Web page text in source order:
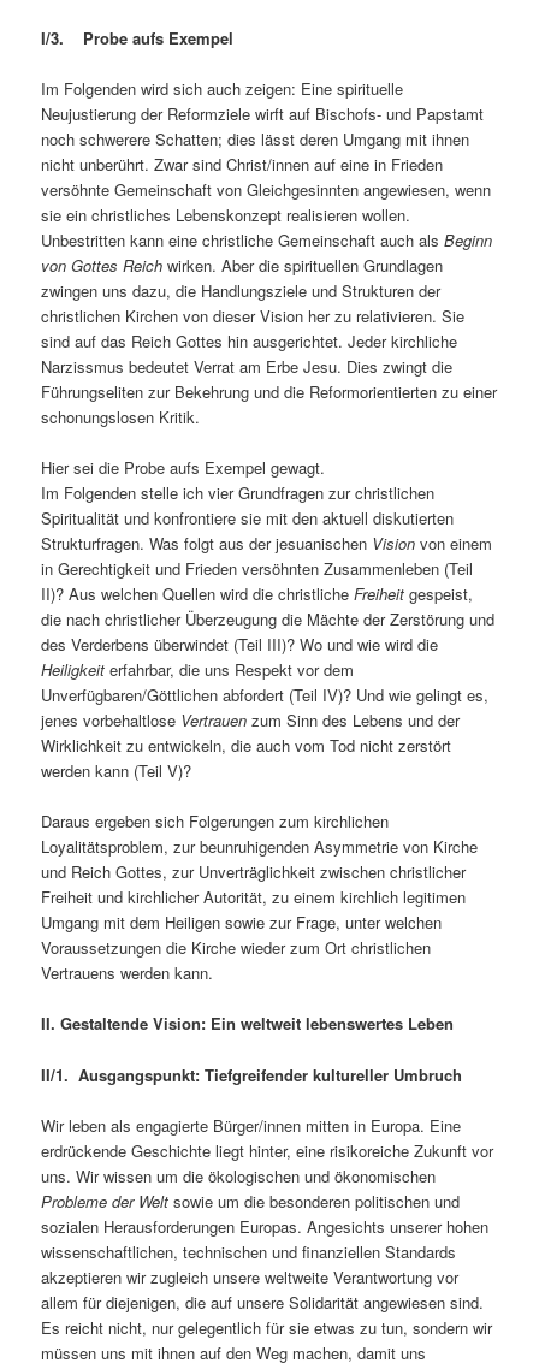
I/3. Probe aufs Exempel
Im Folgenden wird sich auch zeigen: Eine spirituelle
Neujustierung der Reformziele wirft auf Bischofs- und Papstamt
noch schwerere Schatten; dies lässt deren Umgang mit ihnen
nicht unberührt. Zwar sind Christ/innen auf eine in Frieden
versöhnte Gemeinschaft von Gleichgesinnten angewiesen, wenn
sie ein christliches Lebenskonzept realisieren wollen.
Unbestritten kann eine christliche Gemeinschaft auch alsBeginn
von Gottes Reich wirken. Aber die spirituellen Grundlagen
zwingen uns dazu, die Handlungsziele und Strukturen der
christlichen Kirchen von dieser Vision her zu relativieren. Sie
sind auf das Reich Gottes hin ausgerichtet. Jeder kirchliche
Narzissmus bedeutet Verrat am Erbe Jesu. Dies zwingt die
Führungseliten zur Bekehrung und die Reformorientierten zu einer
schonungslosen Kritik.
Hier sei die Probe aufs Exempel gewagt.
Im Folgenden stelle ich vier Grundfragen zur christlichen
Spiritualität und konfrontiere sie mit den aktuell diskutierten
Strukturfragen. Was folgt aus der jesuanischen Vision von einem
in Gerechtigkeit und Frieden versöhnten Zusammenleben (Teil
II)? Aus welchen Quellen wird die christlicheFreiheit gespeist,
die nach christlicher Überzeugung die Mächte der Zerstörung und
des Verderbens überwindet (Teil III)? Wo und wie wird die
Heiligkeit erfahrbar, die uns Respekt vor dem
Unverfügbaren/Göttlichen abfordert (Teil IV)? Und wie gelingt es,
jenes vorbehaltlose Vertrauen zum Sinn des Lebens und der
Wirklichkeit zu entwickeln, die auch vom Tod nicht zerstört
werden kann (Teil V)?
Daraus ergeben sich Folgerungen zum kirchlichen
Loyalitätsproblem, zur beunruhigenden Asymmetrie von Kirche
und Reich Gottes, zur Unverträglichkeit zwischen christlicher
Freiheit und kirchlicher Autorität, zu einem kirchlich legitimen
Umgang mit dem Heiligen sowie zur Frage, unter welchen
Voraussetzungen die Kirche wieder zum Ort christlichen
Vertrauens werden kann.
II. Gestaltende Vision: Ein weltweit lebenswertes Leben
II/1. Ausgangspunkt: Tiefgreifender kultureller Umbruch
Wir leben als engagierte Bürger/innen mitten in Europa. Eine
erdrückende Geschichte liegt hinter, eine risikoreiche Zukunft vor
uns. Wir wissen um die ökologischen und ökonomischen
Probleme der Welt sowie um die besonderen politischen und
sozialen Herausforderungen Europas. Angesichts unserer hohen
wissenschaftlichen, technischen und finanziellen Standards
akzeptieren wir zugleich unsere weltweite Verantwortung vor
allem für diejenigen, die auf unsere Solidarität angewiesen sind.
Es reicht nicht, nur gelegentlich für sie etwas zu tun, sondern wir
müssen uns mit ihnen auf den Weg machen, damit uns